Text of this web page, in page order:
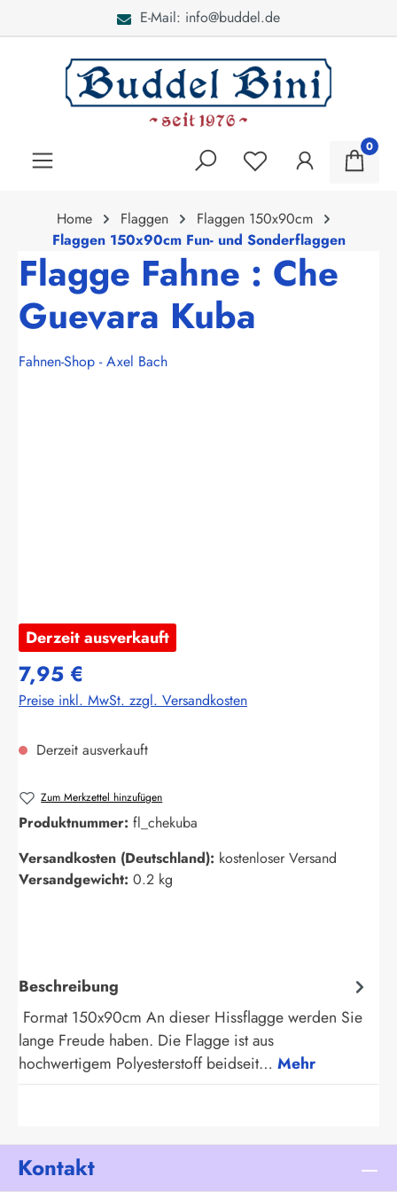
E-Mail: info@buddel.de
0
Home Flaggen
Flaggen 150x90cm
Flaggen 150x90cm Fun- und Sonderflaggen
Flagge Fahne : Che
Guevara Kuba
Fahnen-Shop - Axel Bach
Derzeit ausverkauft
7,95 €
Preise inkl. MwSt. zzgl. Versandkosten
Derzeit ausverkauft
Zum Merkzettel hinzufügen
Produktnummer: fl_chekuba
Versandkosten (Deutschland): kostenloser Versand
Versandgewicht: 0.2 kg
Beschreibung
Format 150x90cm An dieser Hissflagge werden Sie
lange Freude haben. Die Flagge ist aus
hochwertigem Polyesterstoff beidseit… Mehr
Kontakt